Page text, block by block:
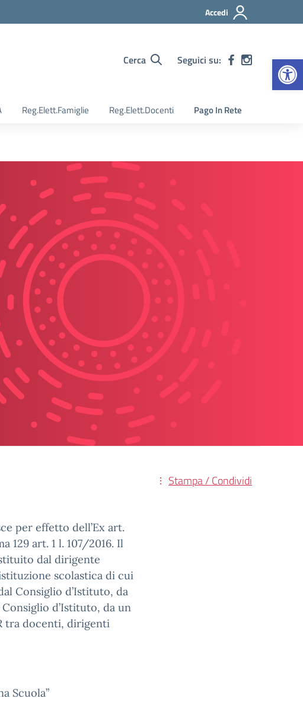
Accedi
Cerca Seguici su:
Reg.Elett.Famiglie Reg.Elett.Docenti Pago In Rete
Stampa / Condividi
per effetto dell’Ex art.
129 art. 1 l. 107/2016. Il
dal dirigente
scolastica di cui
Consiglio d’Istituto, da
d’Istituto, da un
tra docenti, dirigenti
Scuola”